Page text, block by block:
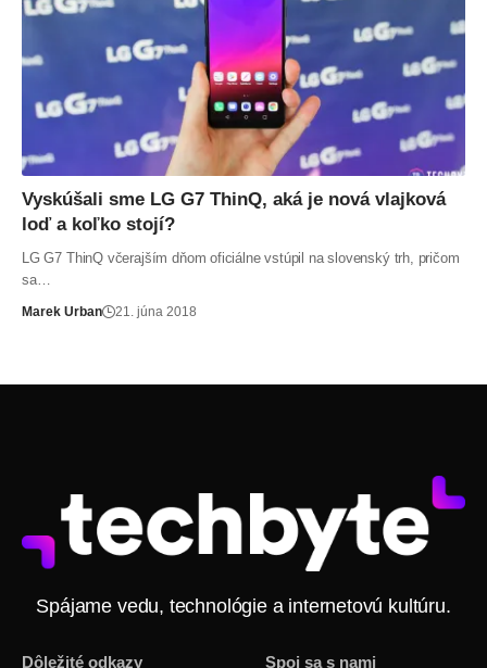
Vyskúšali sme LG G7 ThinQ, aká je nová vlajková
loď a koľko stojí?
LG G7 ThinQ včerajším dňom oficiálne vstúpil na slovenský trh, pričom
sa…
Marek Urban 21. júna 2018
Spájame vedu, technológie a internetovú kultúru.
Dôležité odkazy Spoj sa s nami